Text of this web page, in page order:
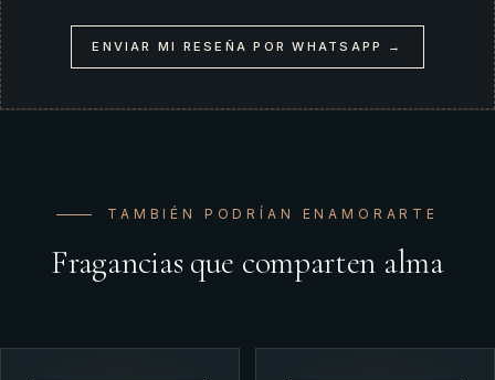
ENVIAR MI RESEÑA POR WHATSAPP →
TAMBIÉN PODRÍAN ENAMORARTE
Fragancias que comparten alma